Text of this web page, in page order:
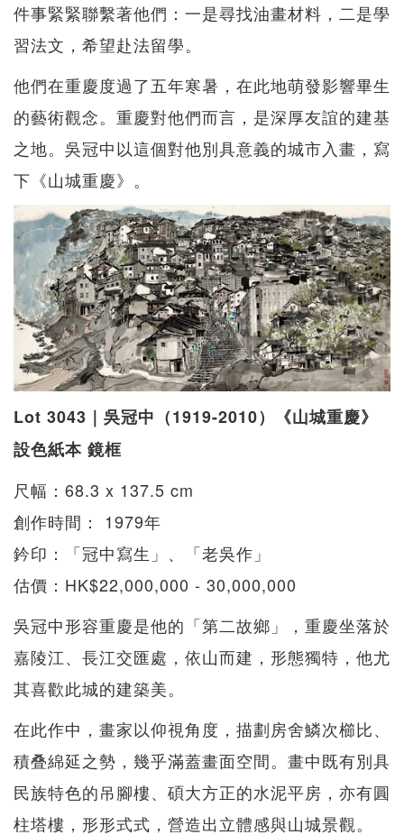
件事緊緊聯繫著他們：一是尋找油畫材料，二是學
習法文，希望赴法留學。
他們在重慶度過了五年寒暑，在此地萌發影響畢生
的藝術觀念。重慶對他們而言，是深厚友誼的建基
之地。吳冠中以這個對他別具意義的城市入畫，寫
下《山城重慶》。
Lot 3043｜吳冠中（1919-2010）《山城重慶》
設色紙本 鏡框
尺幅：68.3 x 137.5 cm
創作時間： 1979年
鈐印：「冠中寫生」、「老吳作」
估價：HK$22,000,000 - 30,000,000
吳冠中形容重慶是他的「第二故鄉」，重慶坐落於
嘉陵江、長江交匯處，依山而建，形態獨特，他尤
其喜歡此城的建築美。
在此作中，畫家以仰視角度，描劃房舍鱗次櫛比、
積叠綿延之勢，幾乎滿蓋畫面空間。畫中既有別具
民族特色的吊腳樓、碩大方正的水泥平房，亦有圓
柱塔樓，形形式式，營造出立體感與山城景觀。